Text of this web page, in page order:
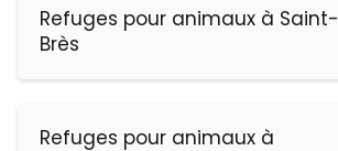
Refuges pour animaux à Saint-
Brès
Refuges pour animaux à